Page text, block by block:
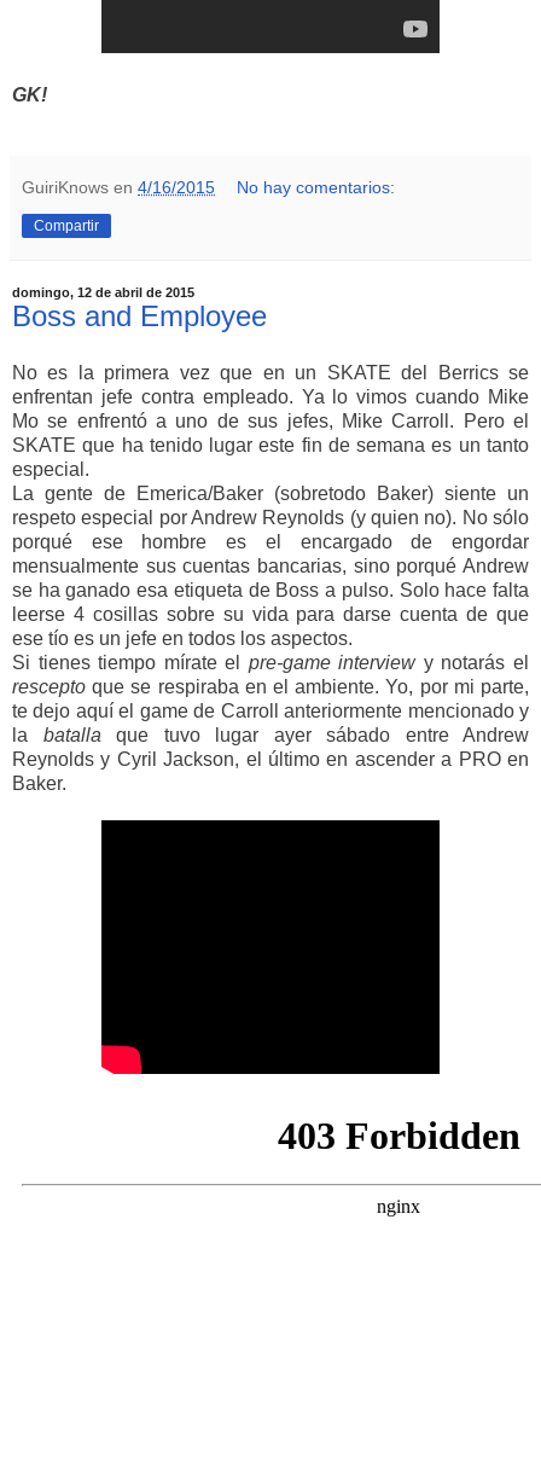
GK!
GuiriKnows en 4/16/2015 No hay comentarios:
Compartir
domingo, 12 de abril de 2015
Boss and Employee
No es la primera vez que en un SKATE del Berrics se
enfrentan jefe contra empleado. Ya lo vimos cuando Mike
Mo se enfrentó a uno de sus jefes, Mike Carroll. Pero el
SKATE que ha tenido lugar este fin de semana es un tanto
especial.
La gente de Emerica/Baker (sobretodo Baker) siente un
respeto especial por Andrew Reynolds (y quien no). No sólo
porqué ese hombre es el encargado de engordar
mensualmente sus cuentas bancarias, sino porqué Andrew
se ha ganado esa etiqueta de Boss a pulso. Solo hace falta
leerse 4 cosillas sobre su vida para darse cuenta de que
ese tío es un jefe en todos los aspectos.
Si tienes tiempo mírate el pre-game interviewy notarás el
rescepto que se respiraba en el ambiente. Yo, por mi parte,
te dejo aquí el game de Carroll anteriormente mencionado y
la batalla que tuvo lugar ayer sábado entre Andrew
Reynolds y Cyril Jackson, el último en ascender a PRO en
Baker.